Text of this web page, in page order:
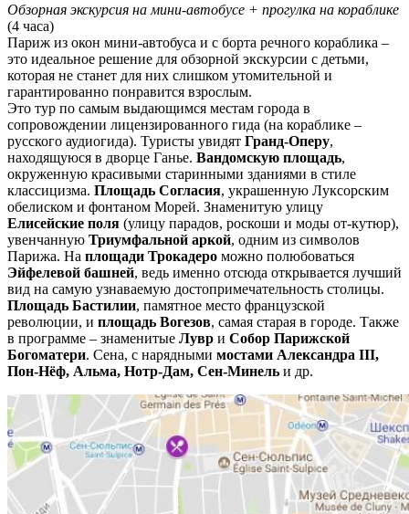
Обзорная экскурсия на мини-автобусе + прогулка на кораблике
(4 часа)
Париж из окон мини-автобуса и с борта речного кораблика –
это идеальное решение для обзорной экскурсии с детьми,
которая не станет для них слишком утомительной и
гарантированно понравится взрослым.
Это тур по самым выдающимся местам города в
сопровождении лицензированного гида (на кораблике –
русского аудиогида). Туристы увидят Гранд-Оперу,
находящуюся в дворце Ганье. Вандомскую площадь,
окруженную красивыми старинными зданиями в стиле
классицизма. Площадь Согласия, украшенную Луксорским
обелиском и фонтаном Морей. Знаменитую улицу
Елисейские поля (улицу парадов, роскоши и моды от-кутюр),
увенчанную Триумфальной аркой, одним из символов
Парижа. На площади Трокадеро можно полюбоваться
Эйфелевой башней, ведь именно отсюда открывается лучший
вид на самую узнаваемую достопримечательность столицы.
Площадь Бастилии, памятное место французской
революции, и площадь Вогезов, самая старая в городе. Также
в программе – знаменитые Лувр и Собор Парижской
Богоматери. Сена, с нарядными мостами Александра III,
Пон-Нёф, Альма, Нотр-Дам, Сен-Минель и др.